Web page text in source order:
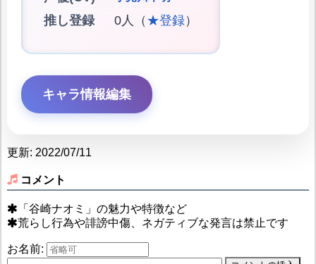
推し登録 0人（ ★登録）
キャラ情報編集
更新: 2022/07/11
コメント
「谷崎ナオミ」の魅力や特徴など
荒らし行為や誹謗中傷、ネガティブな発言は禁止です
お名前: